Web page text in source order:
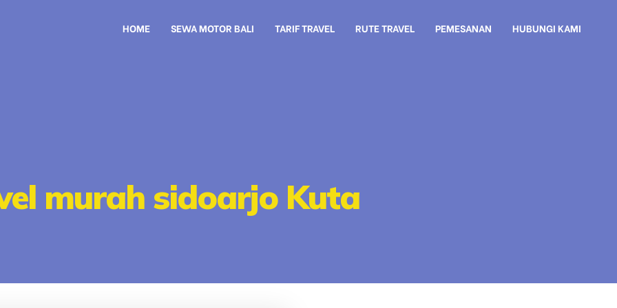
HOME SEWA MOTOR BALI TARIF TRAVEL RUTE TRAVEL PEMESANAN HUBUNGI KAMI
murah sidoarjo Kuta